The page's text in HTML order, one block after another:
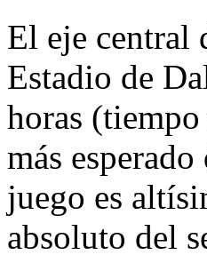
El eje central
Estadio de
horas
más
juego es
absoluto del